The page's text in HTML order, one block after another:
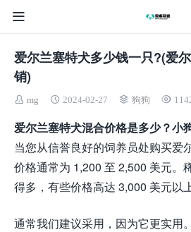
爱尔兰塞特犬多少钱一只?(爱
销)
mg 2024-02-27 狗狗
爱尔兰塞特犬混合价格是多少？小
当您从信誉良好的饲养员处购买爱
价格通常为 1,200 至 2,500 美元。
得多，有些价格高达 3,000 美元以上
通常我们建议采用，因为它更实用